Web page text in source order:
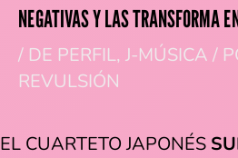
NEGATIVAS Y LAS TRANSFORMA
/ DE PERFIL, J-MÚSICA /
REVULSIÓN
EL CUARTETO JAPONÉS